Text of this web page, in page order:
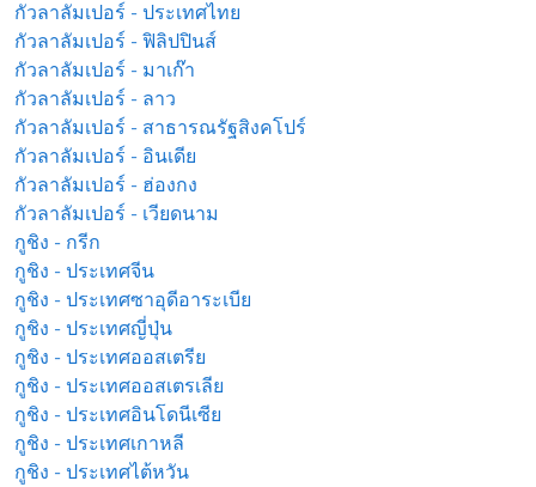
กัวลาลัมเปอร์ - ประเทศไทย
กัวลาลัมเปอร์ - ฟิลิปปินส์
กัวลาลัมเปอร์ - มาเก๊า
กัวลาลัมเปอร์ - ลาว
กัวลาลัมเปอร์ - สาธารณรัฐสิงคโปร์
กัวลาลัมเปอร์ - อินเดีย
กัวลาลัมเปอร์ - ฮ่องกง
กัวลาลัมเปอร์ - เวียดนาม
กูชิง - กรีก
กูชิง - ประเทศจีน
กูชิง - ประเทศซาอุดีอาระเบีย
กูชิง - ประเทศญี่ปุ่น
กูชิง - ประเทศออสเตรีย
กูชิง - ประเทศออสเตรเลีย
กูชิง - ประเทศอินโดนีเซีย
กูชิง - ประเทศเกาหลี
กูชิง - ประเทศไต้หวัน